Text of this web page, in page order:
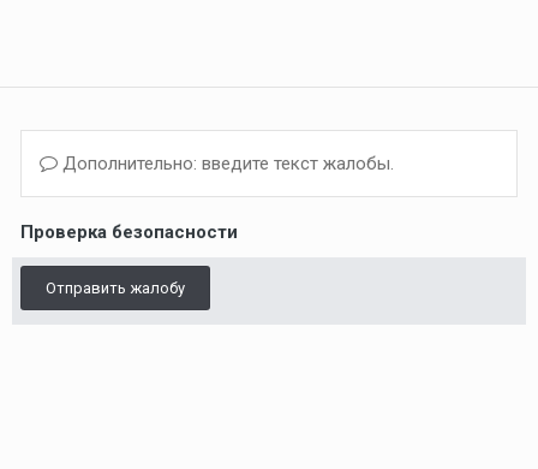
Дополнительно: введите текст жалобы.
Проверка безопасности
Отправить жалобу